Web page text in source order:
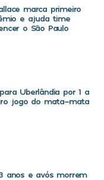
marca primeiro
e ajuda time
o São Paulo
Uberlândia por 1 a
jogo do mata-mata
anos e avós morrem